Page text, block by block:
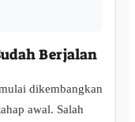
Berjalan
dikembangkan
awal. Salah